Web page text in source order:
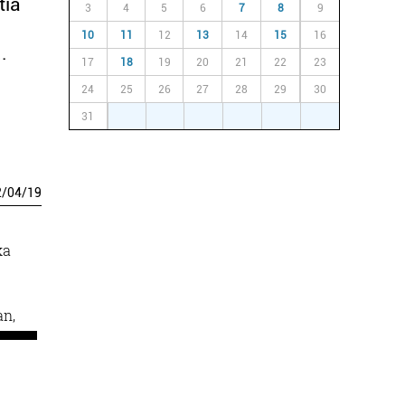
/04/19
3 4 5 6 7 8 9
10 11 12 13 14 15 16
17 18 19 20 21 22 23
24 25 26 27 28 29 30
31